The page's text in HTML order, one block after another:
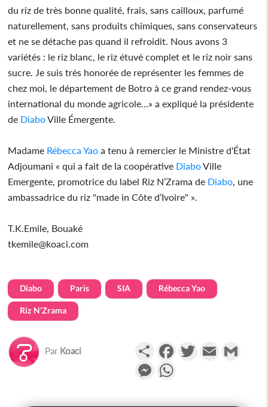
du riz de très bonne qualité, frais, sans cailloux, parfumé
naturellement, sans produits chimiques, sans conservateurs
et ne se détache pas quand il refroidit. Nous avons 3
variétés : le riz blanc, le riz étuvé complet et le riz noir sans
sucre. Je suis très honorée de représenter les femmes de
chez moi, le département de Botro à ce grand rendez-vous
international du monde agricole...» a expliqué la présidente
de DiaboVille Émergente.
Madame Rébecca Yao a tenu à remercier le Ministre d'État
Adjoumani « qui a fait de la coopérative DiaboVille
Emergente, promotrice du label Riz N’Zrama de Diabo , une
ambassadrice du riz "made in Côte d’Ivoire" ».
T.K.Emile, Bouaké
tkemile@koaci.com
Diabo Paris SIA Rébecca Yao
Riz N'Zrama
Par Koaci PartagerFacebookTwitterEmail
Messenger